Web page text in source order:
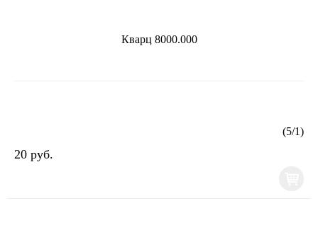
Кварц 8000.000
(5/1)
20 руб.